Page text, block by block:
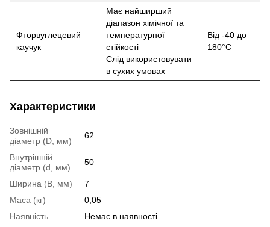
Фторвуглецевий
каучук
Має найширший
діапазон хімічної та
температурної
стійкості
Слід використовувати
в сухих умовах
Від -40 до
180°С
Характеристики
Зовнішній
діаметр (D, мм)
62
Внутрішній
діаметр (d, мм)
50
Ширина (B, мм)
7
Маса (кг)
0,05
Наявність
Немає в наявності